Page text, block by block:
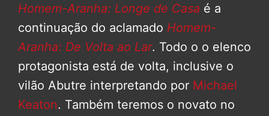
Homem-Aranha: Longe de Casa é a
continuação do aclamado Homem-
Aranha: De Volta ao Lar. Todo o o elenco
protagonista está de volta, inclusive o
vilão Abutre interpretando por Michael
Keaton. Também teremos o novato no